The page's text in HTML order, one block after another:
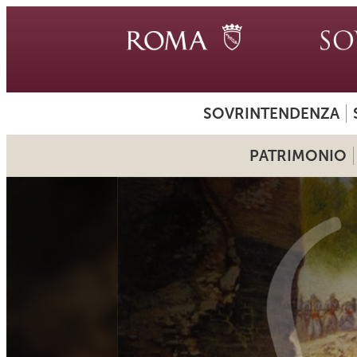
SOVRINTENDENZA
PATRIMONIO